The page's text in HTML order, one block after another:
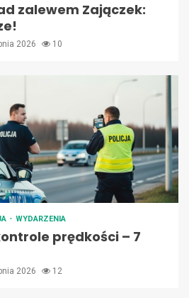
zalewem Zajączek:
2026 10
WYDARZENIA
prędkości – 7
2026 12